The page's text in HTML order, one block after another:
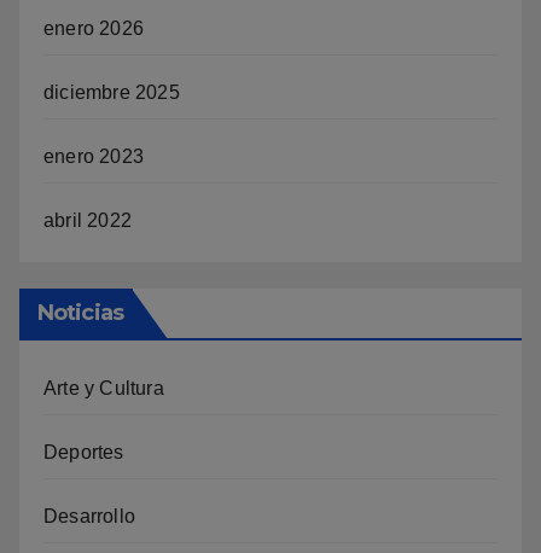
enero 2026
diciembre 2025
enero 2023
abril 2022
Noticias
Arte y Cultura
Deportes
Desarrollo